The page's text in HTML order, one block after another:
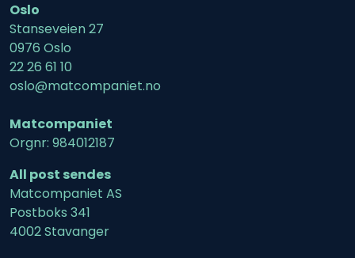
Oslo
Stanseveien 27
0976 Oslo
22 26 61 10
oslo@matcompaniet.no
Matcompaniet
Orgnr: 984012187
All post sendes
Matcompaniet AS
Postboks 341
4002 Stavanger